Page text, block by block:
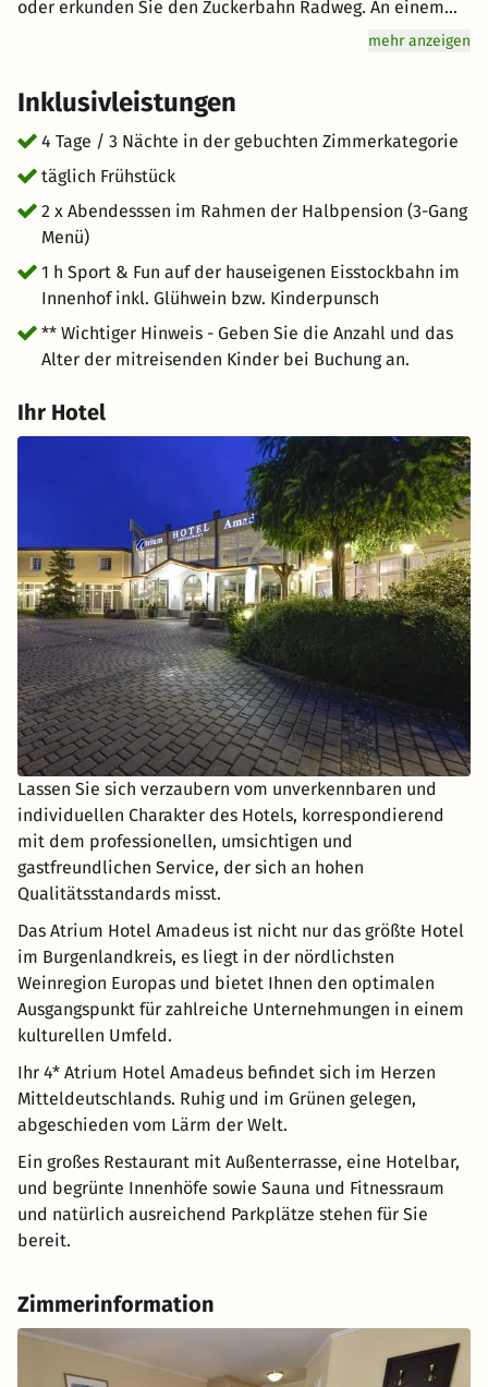
oder erkunden Sie den Zuckerbahn Radweg. An einem
Abend steht Ihnen und Ihrer Familie exklusiv für eine
gibt es Glühwein und Kinderpunsch. Fühlen Sie sich im
Atrium Hotel Amadeus wie zu Hause. 2 Kinder bis 14
Jahre sind bereits inkludiert. Bitte geben Sie das Alter
der Kinder bei Buchung an.
mehr anzeigen
Inklusivleistungen
4 Tage / 3 Nächte in der gebuchten Zimmerkategorie
täglich Frühstück
2 x Abendesssen im Rahmen der Halbpension (3-Gang
Menü)
1 h Sport & Fun auf der hauseigenen Eisstockbahn im
Innenhof inkl. Glühwein bzw. Kinderpunsch
** Wichtiger Hinweis - Geben Sie die Anzahl und das
Alter der mitreisenden Kinder bei Buchung an.
Ihr Hotel
Lassen Sie sich verzaubern vom unverkennbaren und
individuellen Charakter des Hotels, korrespondierend
mit dem professionellen, umsichtigen und
gastfreundlichen Service, der sich an hohen
Qualitätsstandards misst.
Das Atrium Hotel Amadeus ist nicht nur das größte Hotel
im Burgenlandkreis, es liegt in der nördlichsten
Weinregion Europas und bietet Ihnen den optimalen
Ausgangspunkt für zahlreiche Unternehmungen in einem
kulturellen Umfeld.
Ihr 4* Atrium Hotel Amadeus befindet sich im Herzen
Mitteldeutschlands. Ruhig und im Grünen gelegen,
abgeschieden vom Lärm der Welt.
Ein großes Restaurant mit Außenterrasse, eine Hotelbar,
und begrünte Innenhöfe sowie Sauna und Fitnessraum
und natürlich ausreichend Parkplätze stehen für Sie
bereit.
Zimmerinformation